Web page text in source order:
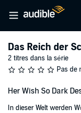
Das Reich der
2 titres dans la série
Pas de
Her Wish So Dark
In dieser Welt werden